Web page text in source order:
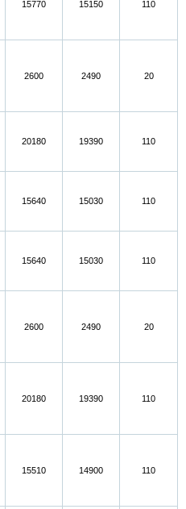
15770 15150 110
2600 2490 20
20180 19390 110
15640 15030 110
15640 15030 110
2600 2490 20
20180 19390 110
15510 14900 110